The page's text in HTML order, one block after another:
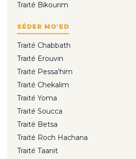
Traité Bikourim
SÉDER MO'ED
Traité Chabbath
Traité Erouvin
Traité Pessa'him
Traité Chekalim
Traité Yoma
Traité Soucca
Traité Betsa
Traité Roch Hachana
Traité Taanit